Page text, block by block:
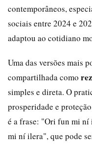
contemporâneos,
sociais entre 2024 e
adaptou ao cotidiano
Uma das versões mais
compartilhada como
simples e direta. O
prosperidade e
é a frase: "Ori fun mi
mi ní ilera", que pode